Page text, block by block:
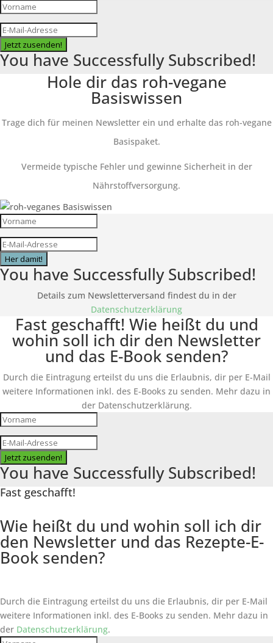
Jetzt zusenden!
You have Successfully Subscribed!
Hole dir das roh-vegane
Basiswissen
Trage dich für meinen Newsletter ein und erhalte das roh-vegane
Basispaket.
Vermeide typische Fehler und gewinne Sicherheit in der
Nährstoffversorgung.
Her damit!
You have Successfully Subscribed!
Details zum Newsletterversand findest du in der
Datenschutzerklärung
Fast geschafft! Wie heißt du und
wohin soll ich dir den Newsletter
und das E-Book senden?
Durch die Eintragung erteilst du uns die Erlaubnis, dir per E-Mail
weitere Informationen inkl. des E-Books zu senden. Mehr dazu in
der Datenschutzerklärung.
Jetzt zusenden!
You have Successfully Subscribed!
Fast geschafft!
Wie heißt du und wohin soll ich dir
den Newsletter und das Rezepte-E-
Book senden?
Durch die Eintragung erteilst du uns die Erlaubnis, dir per E-Mail
weitere Informationen inkl. des E-Books zu senden. Mehr dazu in
der Datenschutzerklärung.